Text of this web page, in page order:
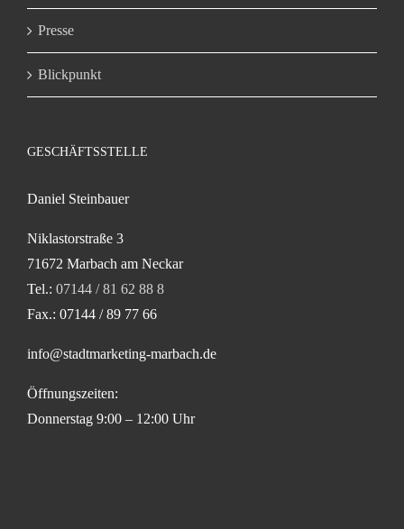
Presse
Blickpunkt
GESCHÄFTSSTELLE
Daniel Steinbauer
Niklastorstraße 3
71672 Marbach am Neckar
Tel.: 07144 / 81 62 88 8
Fax.: 07144 / 89 77 66
info@stadtmarketing-marbach.de
Öffnungszeiten:
Donnerstag 9:00 – 12:00 Uhr